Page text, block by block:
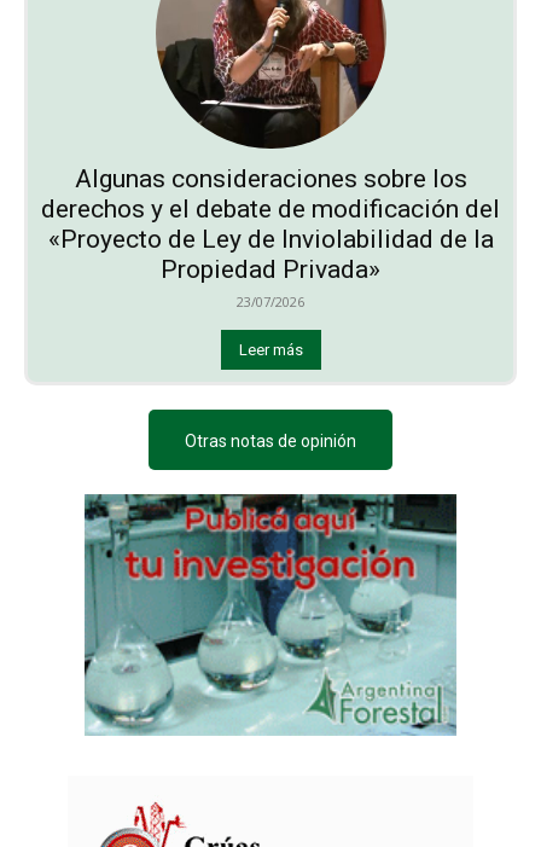
Algunas consideraciones sobre los
derechos y el debate de modificación del
«Proyecto de Ley de Inviolabilidad de la
Propiedad Privada»
23/07/2026
Leer más
Otras notas de opinión